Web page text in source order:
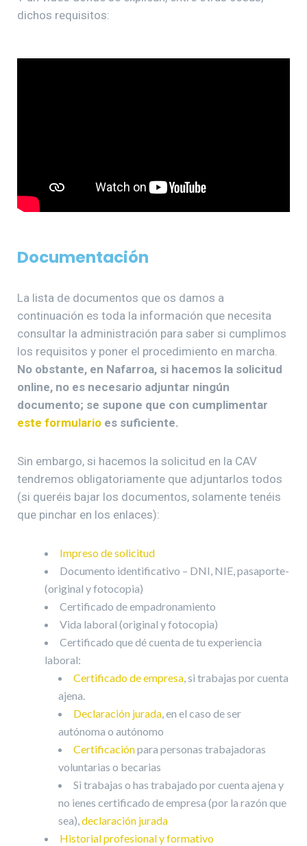
dichos requisitos:
Documentación
La lista de documentos que os damos a
continuación es toda la información que necesita
consultar la administración para saber si cumplimos
los requisitos y poner el procedimiento en marcha.
No obstante, en Nafarroa, si hacemos la solicitud
online, no es necesario adjuntar ningún
documento; se supone que con cumplimentar
este formulario es suficiente.
Sin embargo, si hacemos la solicitud en la CAV
tendremos obligatoriamente que adjuntarlos todos
(si queréis bajar los documentos, solamente tenéis
que pinchar en los enlaces):
Impreso de solicitud
Documento identificativo – DNI, NIE, pasaporte-
(original y fotocopia)
Certificado de empadronamiento
Vida laboral (original y fotocopia)
Certificado que dé cuenta de tu experiencia
laboral:
Certificado de empresa, si trabajas por cuenta
ajena.
Declaración jurada, en el caso de ser
autónoma o autónomo
Certificaciónpara personas trabajadoras
voluntarias o becarias
Si trabajas o has trabajado por cuenta ajena y
no ienes certificado de empresa (por la razón que
sea),declaración jurada
Historial profesional y formativo